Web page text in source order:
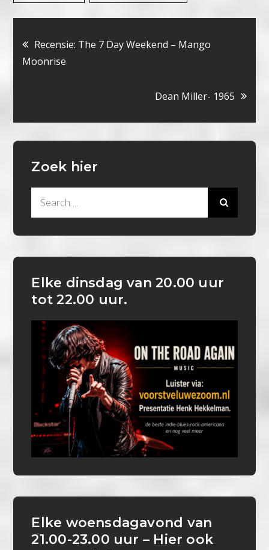
Bericht
navigatie
Recensie: The 7 Day Weekend – Mango
Moonrise
Dean Miller- 1965
Zoek hier
Elke dinsdag van 20.00 uur
tot 22.00 uur.
Elke woensdagavond van
21.00-23.00 uur – Hier ook